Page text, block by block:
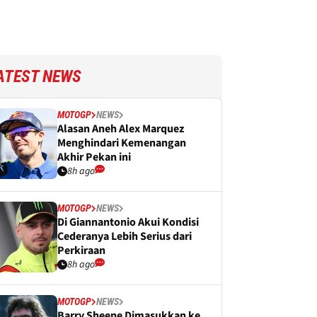
NEWS
MOTOGP NEWS
Alasan Aneh Alex Marquez
Menghindari Kemenangan
Akhir Pekan ini
8h ago
MOTOGP NEWS
Di Giannantonio Akui Kondisi
Cederanya Lebih Serius dari
Perkiraan
8h ago
MOTOGP NEWS